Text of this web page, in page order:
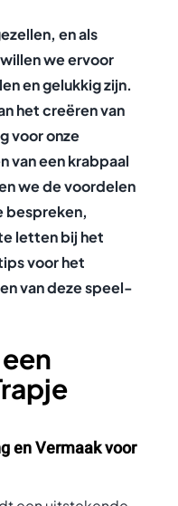
en als
we ervoor
en gelukkig zijn.
het creëren van
voor onze
van een krabpaal
we de voordelen
bespreken,
letten bij het
voor het
van deze speel-
en Vermaak voor